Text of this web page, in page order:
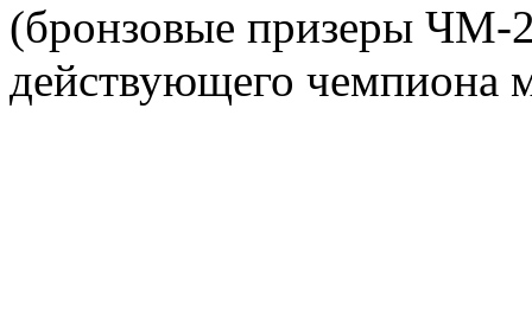
(бронзовые призеры ЧМ-
действующего чемпиона